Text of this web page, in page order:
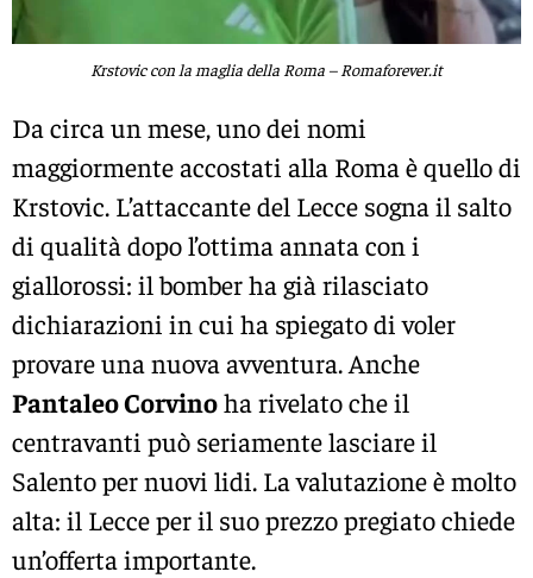
Krstovic con la maglia della Roma – Romaforever.it
Da circa un mese, uno dei nomi
maggiormente accostati alla Roma è quello di
Krstovic. L’attaccante del Lecce sogna il salto
di qualità dopo l’ottima annata con i
giallorossi: il bomber ha già rilasciato
dichiarazioni in cui ha spiegato di voler
provare una nuova avventura. Anche
Pantaleo Corvinoha rivelato che il
centravanti può seriamente lasciare il
Salento per nuovi lidi. La valutazione è molto
alta: il Lecce per il suo prezzo pregiato chiede
un’offerta importante.